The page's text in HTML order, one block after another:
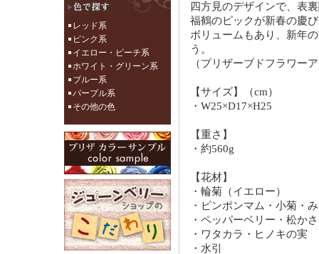
レッド系
ピンク系
イエロー・ピーチ系
ホワイト・グリーン系
ブルー系
パープル系
その他の色
四方見のデザインで、表
福鶴のピックが新春の慶
ボリュームもあり、新年
う。
（プリザーブドフラワー
【サイズ】（cm）
・W25×D17×H25
【重さ】
・約560g
【花材】
・輪菊（イエロー）
・ピンポンマム・小菊・
・ペッパーベリー・松かさ
・ワタカラ・ヒノキの実
・水引